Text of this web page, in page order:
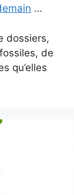
…
dossiers,
de
qu’elles